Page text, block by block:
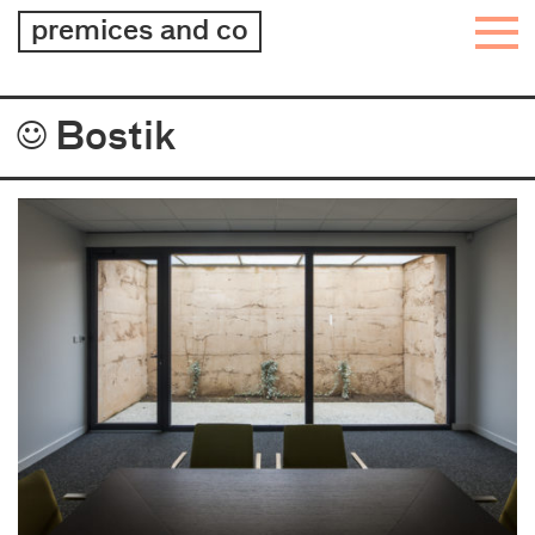
premices and coarchitecture
–
Projets
Bostik